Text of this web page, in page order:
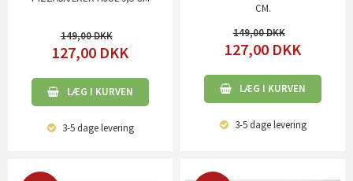
149,00
127,00 DKK
LÆG I KURVEN
3-5 dagelevering
CM.
149,00
127,00 DKK
LÆG I KURVEN
3-5 dagelevering